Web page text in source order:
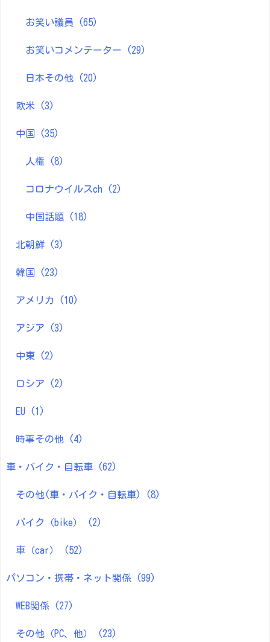
お笑い議員 (65)
お笑いコメンテーター (29)
日本その他 (20)
欧米 (3)
中国 (35)
人権 (8)
コロナウイルスch (2)
中国話題 (18)
北朝鮮 (3)
韓国 (23)
アメリカ (10)
アジア (3)
中東 (2)
ロシア (2)
EU (1)
時事その他 (4)
車・バイク・自転車 (62)
その他(車・バイク・自転車) (8)
バイク（bike） (2)
車（car） (52)
パソコン・携帯・ネット関係 (99)
WEB関係 (27)
その他（PC、他） (23)